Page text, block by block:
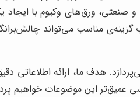
صنعتی، ورق‌های وکیوم با
مناسب می‌تواند
هدف ما، ارائه اطلاعاتی
عمیق‌تر این موضوعات خواهیم